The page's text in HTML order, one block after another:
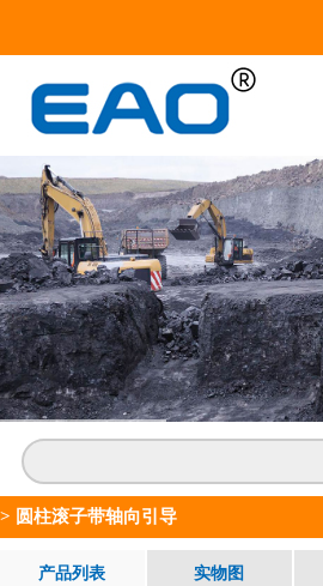
> 圆柱滚子带轴向引导
产品列表 实物图